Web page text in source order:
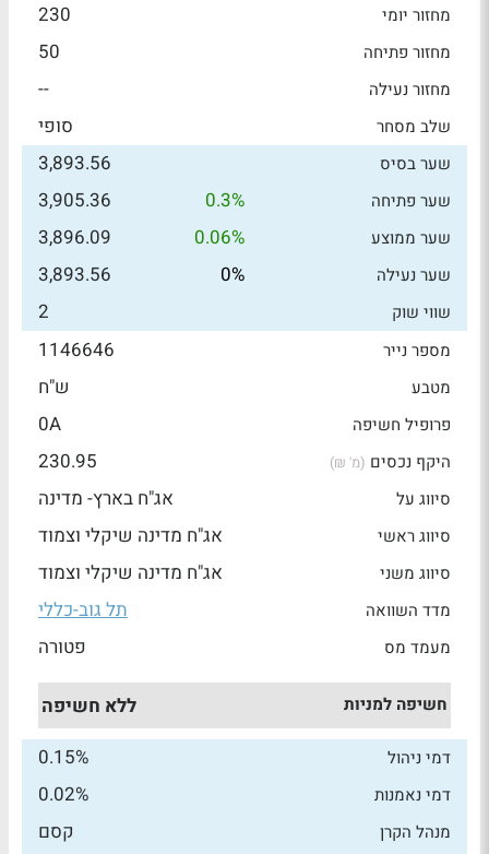
מחזור יומי 230
מחזור פתיחה 50
מחזור נעילה --
שלב מסחר סופי
שער בסיס 3,893.56
שער פתיחה 0.3%
3,905.36
שער ממוצע 0.06%
3,896.09
שער נעילה 0%
3,893.56
שווי שוק 2
מספר נייר 1146646
מטבע ש"ח
פרופיל חשיפה 0A
היקף נכסים (מ' ₪) 230.95
סיווג על אג"ח בארץ- מדינה
סיווג ראשי אג"ח מדינה שיקלי וצמוד
סיווג משני אג"ח מדינה שיקלי וצמוד
מדד השוואה תל גוב-כללי
מעמד מס פטורה
חשיפה למניות ללא חשיפה
דמי ניהול 0.15%
דמי נאמנות 0.02%
מנהל הקרן קסם